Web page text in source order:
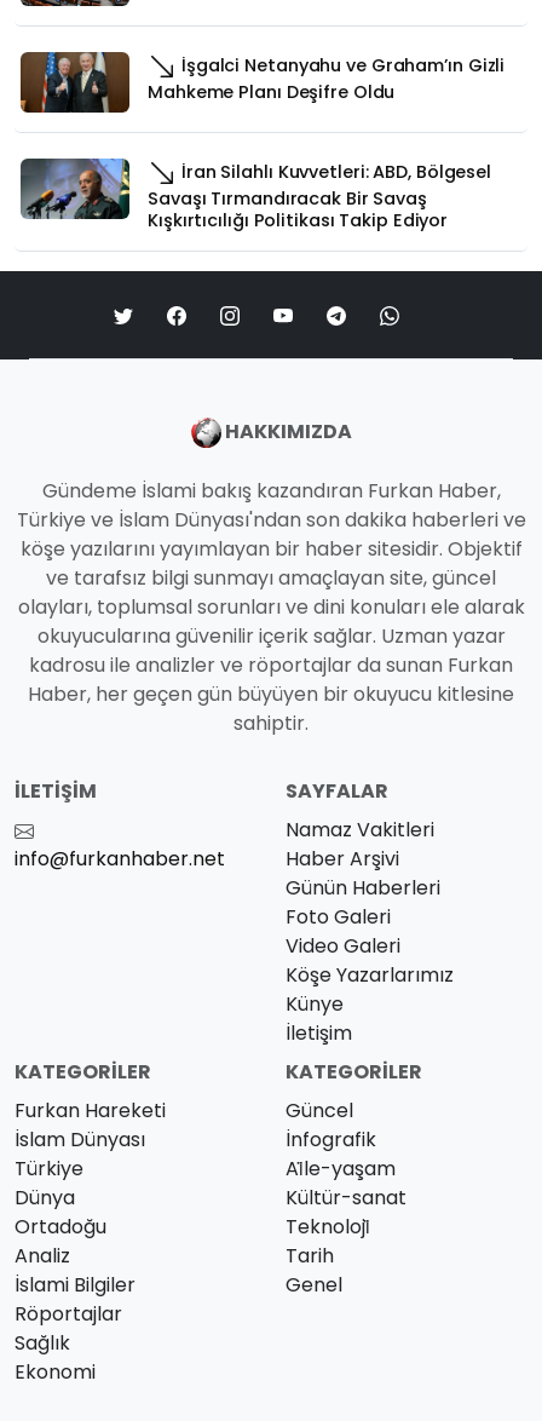
İşgalci Netanyahu ve Graham’ın Gizli
Mahkeme Planı Deşifre Oldu
İran Silahlı Kuvvetleri: ABD, Bölgesel
Savaşı Tırmandıracak Bir Savaş
Kışkırtıcılığı Politikası Takip Ediyor
HAKKIMIZDA
Gündeme İslami bakış kazandıran Furkan Haber,
Türkiye ve İslam Dünyası'ndan son dakika haberleri ve
köşe yazılarını yayımlayan bir haber sitesidir. Objektif
ve tarafsız bilgi sunmayı amaçlayan site, güncel
olayları, toplumsal sorunları ve dini konuları ele alarak
okuyucularına güvenilir içerik sağlar. Uzman yazar
kadrosu ile analizler ve röportajlar da sunan Furkan
Haber, her geçen gün büyüyen bir okuyucu kitlesine
sahiptir.
İLETIŞIM
info@furkanhaber.net
SAYFALAR
Namaz Vakitleri
Haber Arşivi
Günün Haberleri
Foto Galeri
Video Galeri
Köşe Yazarlarımız
Künye
İletişim
KATEGORILER
Furkan Hareketi
İslam Dünyası
Türkiye
Dünya
Ortadoğu
Analiz
İslami Bilgiler
Röportajlar
Sağlık
Ekonomi
KATEGORILER
Güncel
İnfografik
Ai̇le-yaşam
Kültür-sanat
Teknoloji̇
Tarih
Genel